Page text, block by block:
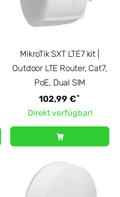
MikroTik SXT LTE7 kit |
Outdoor LTE Router, Cat7,
PoE, Dual SIM
102,99 €*
Direkt verfügbar!